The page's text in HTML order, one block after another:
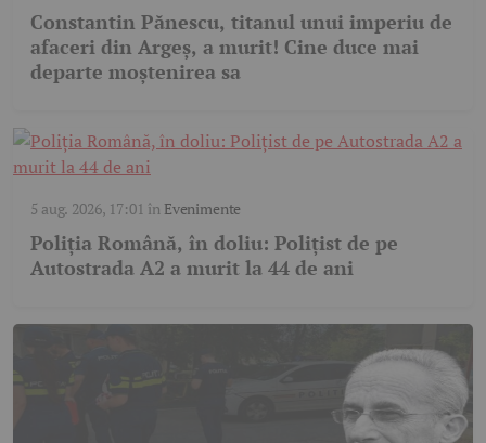
Constantin Pănescu, titanul unui imperiu de
afaceri din Argeș, a murit! Cine duce mai
departe moștenirea sa
5 aug. 2026, 17:01 în Evenimente
Poliția Română, în doliu: Polițist de pe
Autostrada A2 a murit la 44 de ani